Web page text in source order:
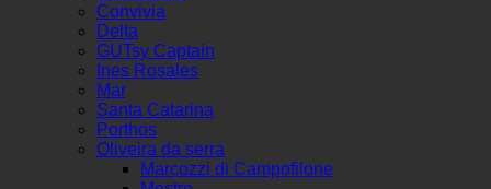
Convivia
Delta
GUTsy Captain
Ines Rosales
Mar
Santa Catarina
Porthos
Oliveira da serra
Marcozzi di Campofilone